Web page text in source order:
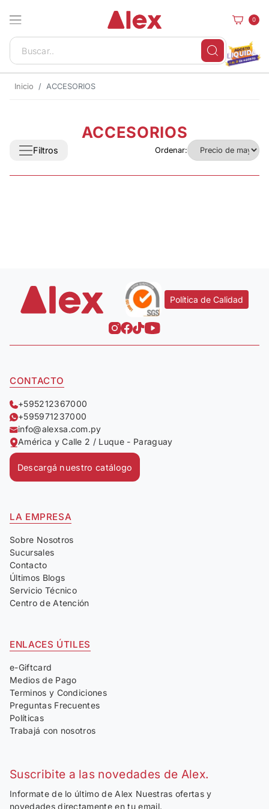
0
Inicio ACCESORIOS
ACCESORIOS
Filtros Ordenar:
Política de Calidad
CONTACTO
+595212367000
+595971237000
info@alexsa.com.py
América y Calle 2 / Luque - Paraguay
Descargá nuestro catálogo
LA EMPRESA
Sobre Nosotros
Sucursales
Contacto
Últimos Blogs
Servicio Técnico
Centro de Atención
ENLACES ÚTILES
e-Giftcard
Medios de Pago
Terminos y Condiciones
Preguntas Frecuentes
Políticas
Trabajá con nosotros
Suscribite a las novedades de Alex.
Informate de lo último de Alex Nuestras ofertas y
novedades directamente en tu email.